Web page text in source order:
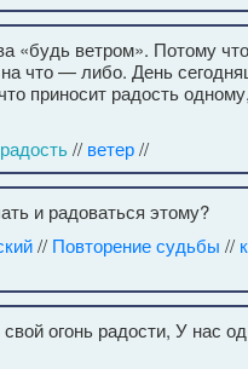
«будь ветром». Потому
что — либо. День
приносит радость
радость// ветер//
и радоваться этому?
// Повторение судьбы //
огонь радости, У нас